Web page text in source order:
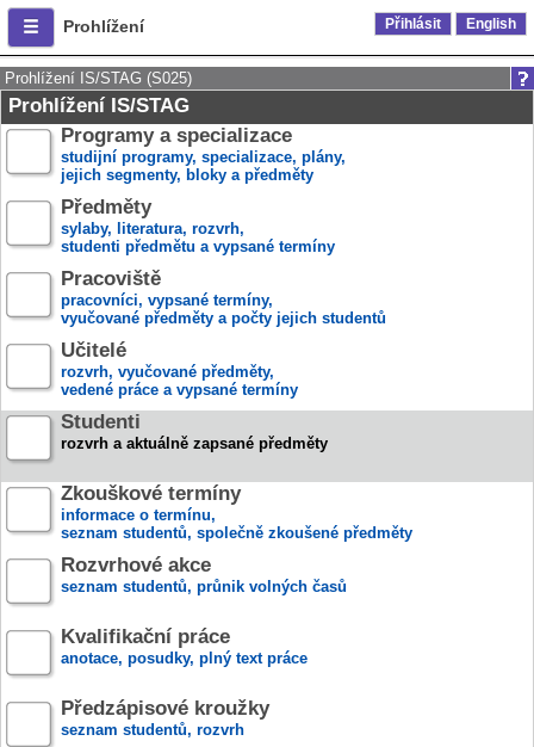
Prohlížení Přihlásit English
Prohlížení IS/STAG (S025)
Prohlížení IS/STAG
Programy a specializace
studijní programy, specializace, plány,
jejich segmenty, bloky a předměty
Předměty
sylaby, literatura, rozvrh,
studenti předmětu a vypsané termíny
Pracoviště
pracovníci, vypsané termíny,
vyučované předměty a počty jejich studentů
Učitelé
rozvrh, vyučované předměty,
vedené práce a vypsané termíny
Studenti
rozvrh a aktuálně zapsané předměty
Zkouškové termíny
informace o termínu,
seznam studentů, společně zkoušené předměty
Rozvrhové akce
seznam studentů, průnik volných časů
Kvalifikační práce
anotace, posudky, plný text práce
Předzápisové kroužky
seznam studentů, rozvrh